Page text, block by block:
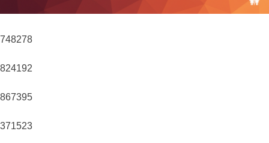
748278
824192
867395
371523